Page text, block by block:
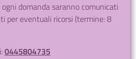
domanda saranno comunicati
per eventuali ricorsi (termine: 8
0445804735